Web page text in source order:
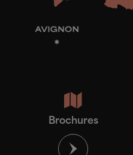
Brochures